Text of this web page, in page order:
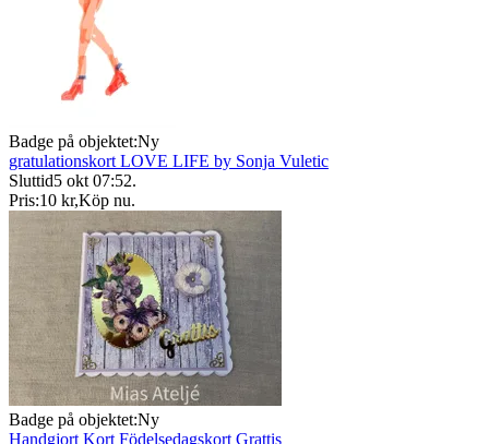
Badge på objektet:Ny
gratulationskort LOVE LIFE by Sonja Vuletic
Sluttid5 okt 07:52.
Pris:10 kr,Köp nu.
Badge på objektet:Ny
Handgjort Kort Födelsedagskort Grattis